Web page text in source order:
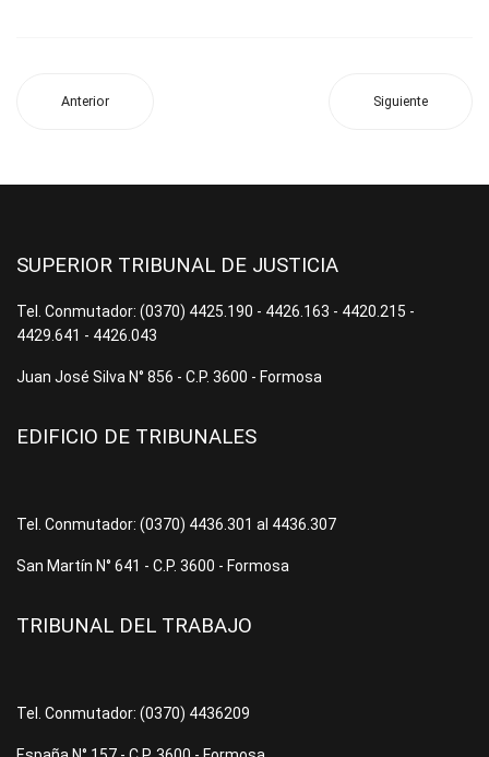
Anterior Siguiente
SUPERIOR TRIBUNAL DE JUSTICIA
Tel. Conmutador: (0370) 4425.190 - 4426.163 - 4420.215 -
4429.641 - 4426.043
Juan José Silva N° 856 - C.P. 3600 - Formosa
EDIFICIO DE TRIBUNALES
Tel. Conmutador: (0370) 4436.301 al 4436.307
San Martín N° 641 - C.P. 3600 - Formosa
TRIBUNAL DEL TRABAJO
Tel. Conmutador: (0370) 4436209